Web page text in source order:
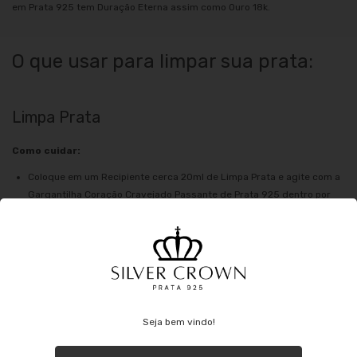
em Prata 925 tem Duração Eterna assim como Ouro 18k.
O que usar para limpar sua prata:
Limpa Prata
Como cuidar:
Coloque em um Recipiente cerca 20ml de Limpa Prata e agite com a
Gargantilha Coração Cravejado Passante de Prata 925 dentro por
secar com uma flanela mágica para voltar o brilho de seu brinco de
Pasta dental com bicarbonato de sódio
Seja bem vindo!